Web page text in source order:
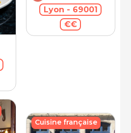
Lyon - 69001
€€
Cuisine française